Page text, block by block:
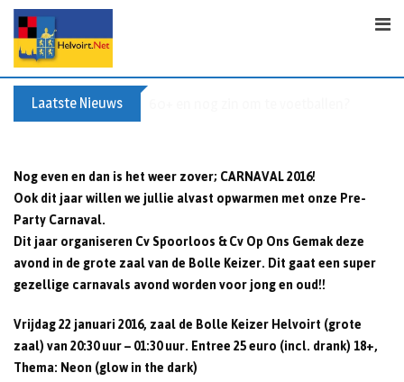
p
Laatste Nieuws
Nog even en dan is het weer zover; CARNAVAL 2016!
Ook dit jaar willen we jullie alvast opwarmen met onze Pre-
Party Carnaval.
Dit jaar organiseren Cv Spoorloos & Cv Op Ons Gemak deze
avond in de grote zaal van de Bolle Keizer. Dit gaat een super
gezellige carnavals avond worden voor jong en oud!!
Vrijdag 22 januari 2016,zaal de Bolle Keizer Helvoirt (grote
zaal) van 20:30 uur – 01:30 uur. Entree 25 euro (incl. drank) 18+,
Thema: Neon (glow in the dark)